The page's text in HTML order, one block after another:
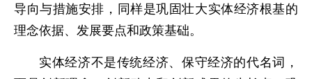
导向与措施安排，同样是巩固壮大实体经济根基的
理念依据、发展要点和政策基础。
实体经济不是传统经济、保守经济的代名词，